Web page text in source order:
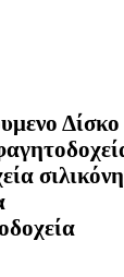
Δίσκο